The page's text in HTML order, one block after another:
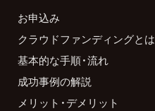
お申込み
クラウドファンディングとは
基本的な手順・流れ
成功事例の解説
メリット・デメリット